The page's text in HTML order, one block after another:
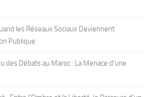
les Réseaux Sociaux Deviennent
Publique
des Débats au Maroc : La Menace d’une